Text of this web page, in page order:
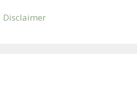
Disclaimer